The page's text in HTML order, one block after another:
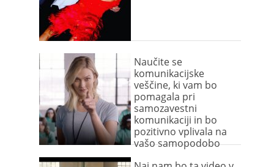
Naučite se
komunikacijske
veščine, ki vam bo
pomagala pri
samozavestni
komunikaciji in bo
pozitivno vplivala na
vašo samopodobo